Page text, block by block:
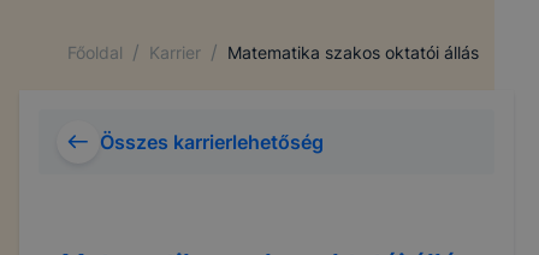
Főoldal / Karrier / Matematika szakos oktatói állás
Összes karrierlehetőség